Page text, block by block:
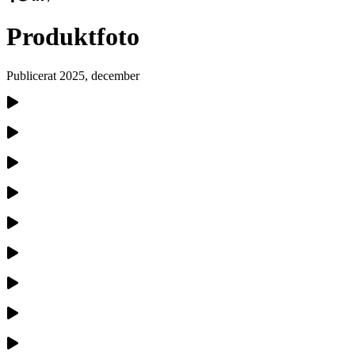
Produktfoto
Publicerat 2025, december